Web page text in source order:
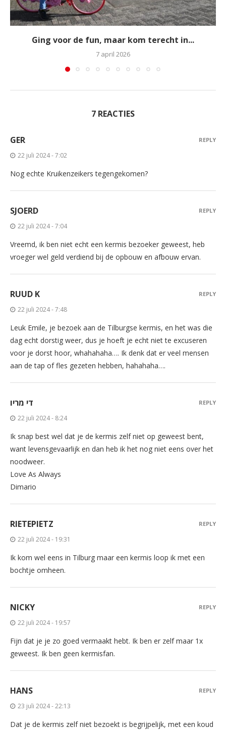
Ging voor de fun, maar kom terecht in...
7 april 2026
7 REACTIES
GER
22 juli 2024 - 7:02
Nog echte Kruikenzeikers tegengekomen?
REPLY
SJOERD
22 juli 2024 - 7:04
Vreemd, ik ben niet echt een kermis bezoeker geweest, heb
vroeger wel geld verdiend bij de opbouw en afbouw ervan.
REPLY
RUUD K
22 juli 2024 - 7:48
Leuk Emile, je bezoek aan de Tilburgse kermis, en het was die
dag echt dorstig weer, dus je hoeft je echt niet te excuseren
voor je dorst hoor, whahahaha…. Ik denk dat er veel mensen
aan de tap of fles gezeten hebben, hahahaha….
REPLY
די מריו
22 juli 2024 - 8:24
Ik snap best wel dat je de kermis zelf niet op geweest bent,
want levensgevaarlijk en dan heb ik het nog niet eens over het
noodweer.
Love As Always
Dimario
REPLY
RIETEPIETZ
22 juli 2024 - 19:31
Ik kom wel eens in Tilburg maar een kermis loop ik met een
bochtje omheen.
REPLY
NICKY
22 juli 2024 - 19:57
Fijn dat je je zo goed vermaakt hebt. Ik ben er zelf maar 1x
geweest. Ik ben geen kermisfan.
REPLY
HANS
23 juli 2024 - 22:13
Dat je de kermis zelf niet bezoekt is begrijpelijk, met een koud
REPLY